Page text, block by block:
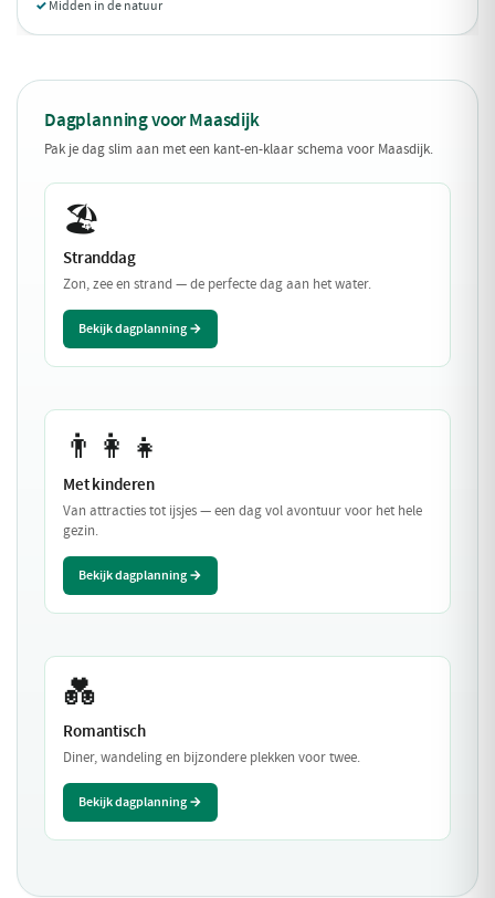
Midden in de natuur
Dagplanning voor Maasdijk
Pak je dag slim aan met een kant-en-klaar schema voor Maasdijk.
🏖️
Stranddag
Zon, zee en strand — de perfecte dag aan het water.
Bekijk dagplanning →
👨‍👩‍👧
Met kinderen
Van attracties tot ijsjes — een dag vol avontuur voor het hele
gezin.
Bekijk dagplanning →
💑
Romantisch
Diner, wandeling en bijzondere plekken voor twee.
Bekijk dagplanning →